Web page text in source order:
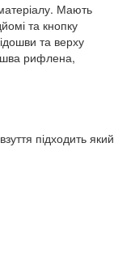
Мають
та кнопку
та верху
рифлена,
підходить який